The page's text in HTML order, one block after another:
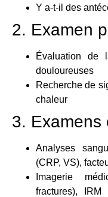
Y a-t-il des
2. Examen
Évaluation de
douloureuses
Recherche de
chaleur
3. Examens
Analyses
(CRP, VS),
Imagerie
fractures), IRM